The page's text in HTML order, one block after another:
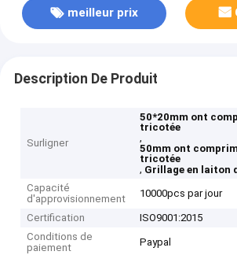
meilleur prix
Description De Produit
Surligner
50*20mm ont
tricotée
,
50mm ont
tricotée
, Grillage en laiton
Capacité
d'approvisionnement
10000pcs par jour
Certification
ISO9001:2015
Conditions de
paiement
Paypal